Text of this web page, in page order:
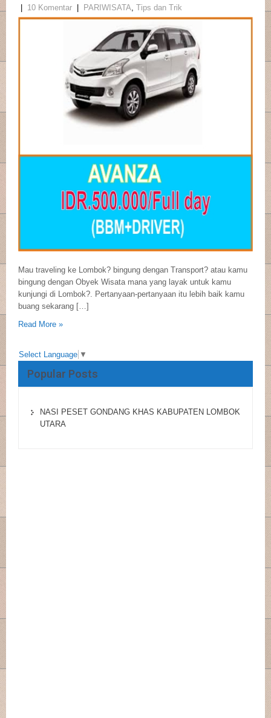
10 Komentar PARIWISATA Tips dan Trik
Mau traveling ke Lombok? bingung dengan Transport? atau kamu
bingung dengan Obyek Wisata mana yang layak untuk kamu
kunjungi di Lombok?. Pertanyaan-pertanyaan itu lebih baik kamu
buang sekarang […]
Read More »
Select Language ▼
Popular Posts
NASI PESET GONDANG KHAS KABUPATEN LOMBOK
UTARA